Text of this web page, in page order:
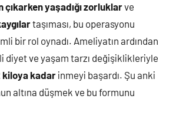
çıkarken yaşadığı zorluklarve
taşıması, bu operasyonu
bir rol oynadı. Ameliyatın ardından
diyet ve yaşam tarzı değişiklikleriyle
kiloya kadarinmeyi başardı. Şu anki
altına düşmek ve bu formunu